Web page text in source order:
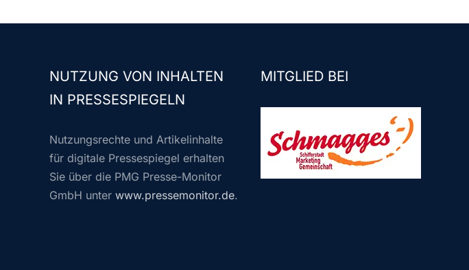
NUTZUNG VON INHALTEN
IN PRESSESPIEGELN
Nutzungsrechte und Artikelinhalte
für digitale Pressespiegel erhalten
Sie über die PMG Presse-Monitor
GmbH unter www.pressemonitor.de.
MITGLIED BEI